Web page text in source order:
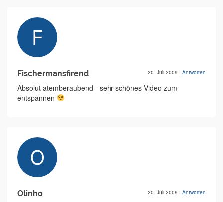
Fischermansfirend 20. Juli 2009 | Antworten
Absolut atemberaubend - sehr schönes Video zum
entspannen
Olinho 20. Juli 2009 | Antworten